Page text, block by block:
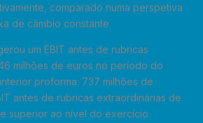
comparado numa perspetiva
de câmbio constante.
um EBIT antes de rubricas
milhões de euros no período do
proforma: 737 milhões de
antes de rubricas extraordinárias de
superior ao nível do exercício